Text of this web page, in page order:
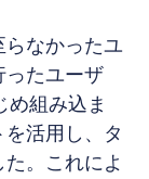
らなかったユ
ったユーザ
め組み込ま
活用し、タ
。これによ